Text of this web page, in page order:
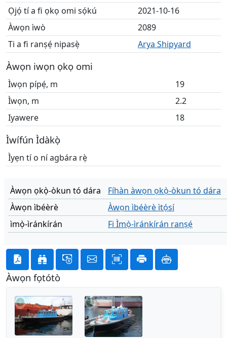
Ọjọ́ tí a fi ọkọ omi sọ́kú
2021-10-16
Àwọn ìwò
2089
Ti a fi ranṣẹ́ nipasẹ̀
Arya Shipyard
Àwọn iwọn ọkọ omi
Ìwọn pípẹ́, m
19
Ìwọn, m
2.2
Iyawere
18
Ìwífún Ìdàkọ̀
Ìyẹn tí o ní agbára rẹ̀
Àwọn ọkọ̀-òkun tó dára
Fíhàn àwọn ọkọ̀-òkun tó dára
Àwọn ìbéèrè
Àwọn ìbéèrè ìtọ́sí
ìmọ̀-ìránkírán
Fi Ìmọ̀-ìránkírán ranṣẹ́
Àwọn fọtótò